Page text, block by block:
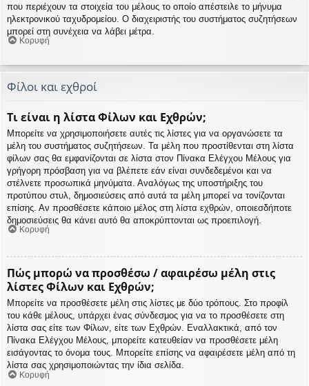
που περιέχουν τα στοιχεία του μέλους το οποίο απέστειλε το μήνυμα
ηλεκτρονικού ταχυδρομείου. Ο διαχειριστής του συστήματος συζητήσεων
μπορεί στη συνέχεια να λάβει μέτρα.
Κορυφή
Φίλοι και εχθροί
Τι είναι η λίστα Φίλων και Εχθρών;
Μπορείτε να χρησιμοποιήσετε αυτές τις λίστες για να οργανώσετε τα
μέλη του συστήματος συζητήσεων. Τα μέλη που προστίθενται στη λίστα
φίλων σας θα εμφανίζονται σε λίστα στον Πίνακα Ελέγχου Μέλους για
γρήγορη πρόσβαση για να βλέπετε εάν είναι συνδεδεμένοι και να
στέλνετε προσωπικά μηνύματα. Αναλόγως της υποστήριξης του
προτύπου στυλ, δημοσιεύσεις από αυτά τα μέλη μπορεί να τονίζονται
επίσης. Αν προσθέσετε κάποιο μέλος στη λίστα εχθρών, οποιεσδήποτε
δημοσιεύσεις θα κάνει αυτό θα αποκρύπτονται ως προεπιλογή.
Κορυφή
Πώς μπορώ να προσθέσω / αφαιρέσω μέλη στις
λίστες Φίλων και Εχθρών;
Μπορείτε να προσθέσετε μέλη στις λίστες με δύο τρόπους. Στο προφίλ
του κάθε μέλους, υπάρχει ένας σύνδεσμος για να το προσθέσετε στη
λίστα σας είτε των Φίλων, είτε των Εχθρών. Εναλλακτικά, από τον
Πίνακα Ελέγχου Μέλους, μπορείτε κατευθείαν να προσθέσετε μέλη
εισάγοντας το όνομα τους. Μπορείτε επίσης να αφαιρέσετε μέλη από τη
λίστα σας χρησιμοποιώντας την ίδια σελίδα.
Κορυφή